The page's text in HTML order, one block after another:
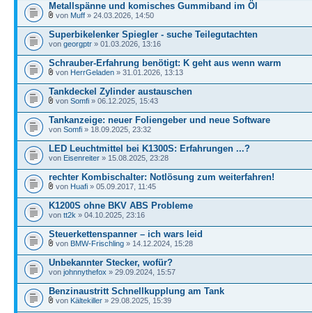
Metallspänne und komisches Gummiband im Öl
von Muff » 24.03.2026, 14:50
Superbikelenker Spiegler - suche Teilegutachten
von georgptr » 01.03.2026, 13:16
Schrauber-Erfahrung benötigt: K geht aus wenn warm
von HerrGeladen » 31.01.2026, 13:13
Tankdeckel Zylinder austauschen
von Somfi » 06.12.2025, 15:43
Tankanzeige: neuer Foliengeber und neue Software
von Somfi » 18.09.2025, 23:32
LED Leuchtmittel bei K1300S: Erfahrungen ...?
von Eisenreiter » 15.08.2025, 23:28
rechter Kombischalter: Notlösung zum weiterfahren!
von Huafi » 05.09.2017, 11:45
K1200S ohne BKV ABS Probleme
von tt2k » 04.10.2025, 23:16
Steuerkettenspanner – ich wars leid
von BMW-Frischling » 14.12.2024, 15:28
Unbekannter Stecker, wofür?
von johnnythefox » 29.09.2024, 15:57
Benzinaustritt Schnellkupplung am Tank
von Kältekiller » 29.08.2025, 15:39